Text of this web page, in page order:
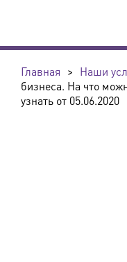
Главная > Наши
бизнеса. На что
узнать от 05.06.2020